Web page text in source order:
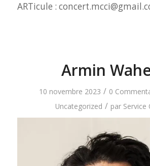
ARTicule :
Armin
10 novembre 2023 / 0
Uncategorized / par Service